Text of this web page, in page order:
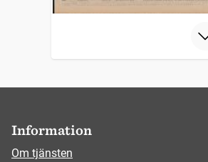
Information
Om tjänsten